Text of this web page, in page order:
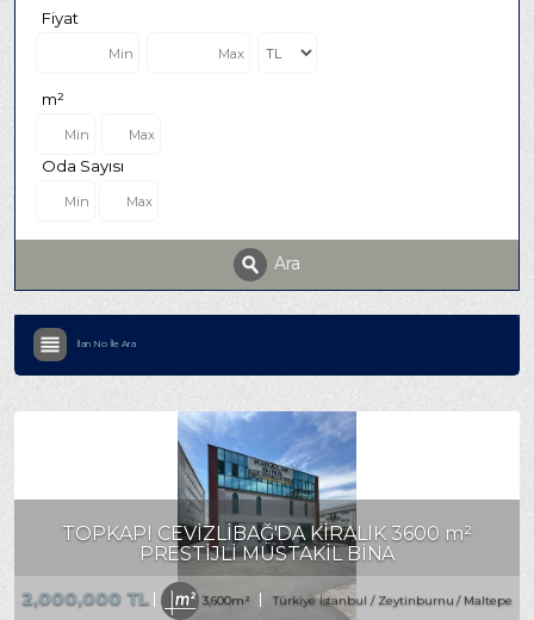
Fiyat
m²
Oda Sayısı
Ara
İlan No İle Ara
TOPKAPI CEVİZLİBAĞ'DA KİRALIK 3600 m²
PRESTİJLİ MÜSTAKİL BİNA
2,000,000 TL
3,600m² Türkiye İstanbul / Zeytinburnu / Maltepe